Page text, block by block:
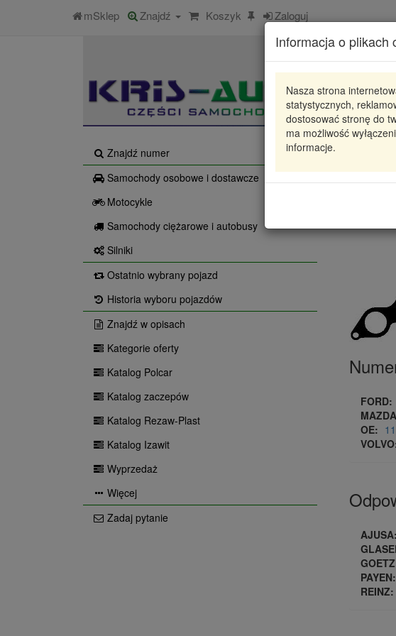
mSklep Znajdź Koszyk Zaloguj
Informacja o plikach
Nasza strona
statystycznych,
dostosować stronę do
ma możliwość
informacje.
Znajdź numer
Samochody osobowe i dostawcze
Motocykle
Samochody ciężarowe i autobusy
Silniki
Ostatnio wybrany pojazd
Historia wyboru pojazdów
Znajdź w opisach
Kategorie oferty
Katalog Polcar
Katalog zaczepów
Katalog Rezaw-Plast
Katalog Izawit
Wyprzedaż
Więcej
Zadaj pytanie
FORD:
OE:
AJUSA:
PAYEN:
REINZ: